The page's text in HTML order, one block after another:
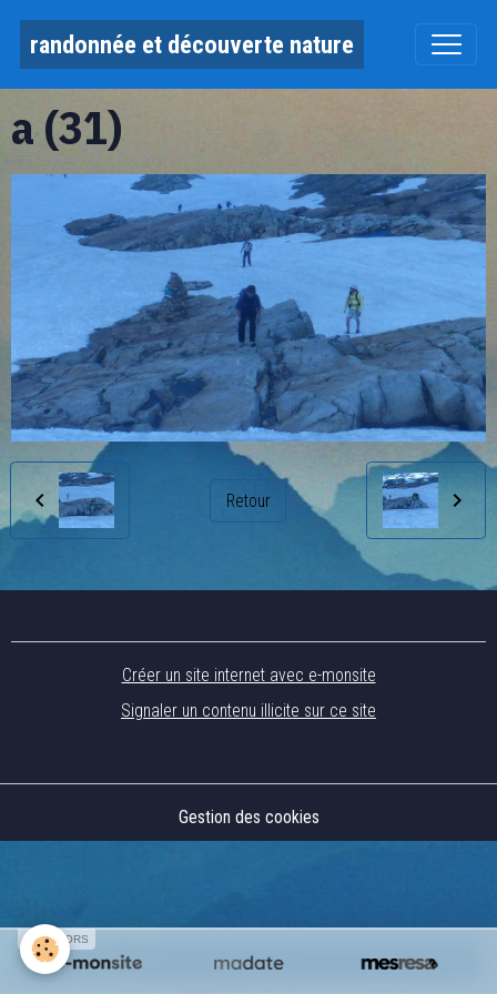
randonnée et découverte nature
a (31)
Retour
Créer un site internet avec e-monsite
Signaler un contenu illicite sur ce site
Gestion des cookies
SPONSORS